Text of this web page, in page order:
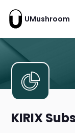
UMushroom
KIRIX